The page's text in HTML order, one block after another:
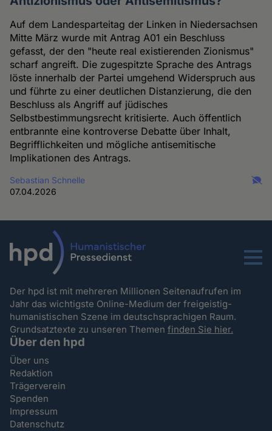
Auf dem Landesparteitag der Linken in Niedersachsen
Mitte März wurde mit Antrag A01 ein Beschluss
gefasst, der den "heute real existierenden Zionismus"
scharf angreift. Die zugespitzte Sprache des Antrags
löste innerhalb der Partei umgehend Widerspruch aus
und führte zu einer deutlichen Distanzierung, die den
Beschluss als Angriff auf jüdisches
Selbstbestimmungsrecht kritisierte. Auch öffentlich
entbrannte eine kontroverse Debatte über Inhalt,
Begrifflichkeiten und mögliche antisemitische
Implikationen des Antrags.
Sebastian Schnelle
07.04.2026
Menu
Der hpd ist mit mehreren Millionen Seitenaufrufen im
Jahr das wichtigste Online-Medium der freigeistig-
humanistischen Szene im deutschsprachigen Raum.
Grundsatztexte zu unseren Themenfinden Sie hier.
Über den hpd
Über uns
Redaktion
Trägerverein
Spenden
Impressum
Datenschutz